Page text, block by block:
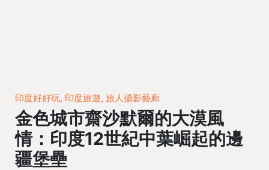
印度好好玩, 印度旅遊, 旅人攝影藝廊
金色城市齋沙默爾的大漠風
情：印度12世紀中葉崛起的邊
疆堡壘